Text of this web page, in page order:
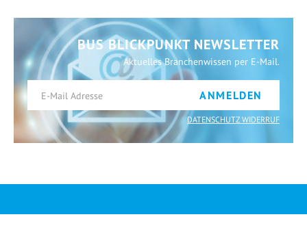
BUS BLICKPUNKT NEWSLETTER
Aktuelles Branchenwissen per E-Mail.
ANMELDEN
DATENSCHUTZ WIDERRUF